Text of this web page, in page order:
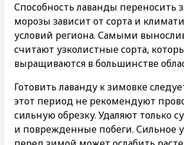
Способность лаванды переносить
морозы зависит от сорта и
условий региона. Самыми
считают узколистные сорта,
выращиваются в большинстве
Готовить лаванду к зимовке
этот период не рекомендуют
сильную обрезку. Удаляют только
и поврежденные побеги. Сильное